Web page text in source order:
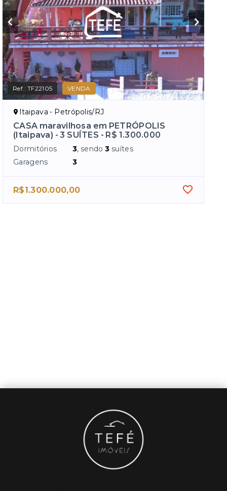
Ref.:TF22105 VENDA
Itaipava - Petrópolis/RJ
CASA maravilhosa em PETRÓPOLIS
(Itaipava) - 3 SUÍTES - R$ 1.300.000
Dormitórios 3, sendo3 suítes
Garagens
3
R$1.300.000,00